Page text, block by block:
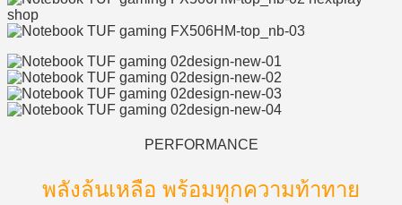
PERFORMANCE
พลังล้นเหลือ พร้อมทุกความท้าทาย